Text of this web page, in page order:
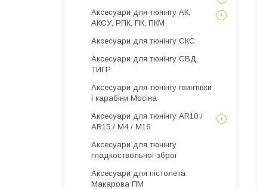
Аксесуари для тюнінгу АК,
АКСУ, РПК, ПК, ПКМ
Аксесуари для тюнінгу СКС
Аксесуари для тюнінгу СВД,
ТИГР
Аксесуари для тюнінгу гвинтівки
і карабіни Мосіна
Аксесуари для тюнінгу AR10 /
AR15 / М4 / М16
Аксесуари для тюнінгу
гладкоствольної зброї
Аксесуари для пістолета
Макарова ПМ